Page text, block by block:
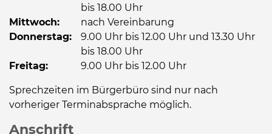
bis 18.00 Uhr
Mittwoch:
nach Vereinbarung
Donnerstag: 9.00 Uhr bis 12.00 Uhr und 13.30 Uhr
bis 18.00 Uhr
Freitag:
9.00 Uhr bis 12.00 Uhr
Sprechzeiten im Bürgerbüro sind nur nach
vorheriger Terminabsprache möglich.
Anschrift